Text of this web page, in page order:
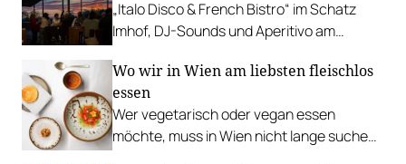
„Italo Disco & French Bistro“ im Schatz
Imhof, DJ-Sounds und Aperitivo am
Palme, „Fridays for Furmint“ u. v. m.
Wo wir in Wien am liebsten fleischlos
essen
Wer vegetarisch oder vegan essen
möchte, muss in Wien nicht lange suchen.